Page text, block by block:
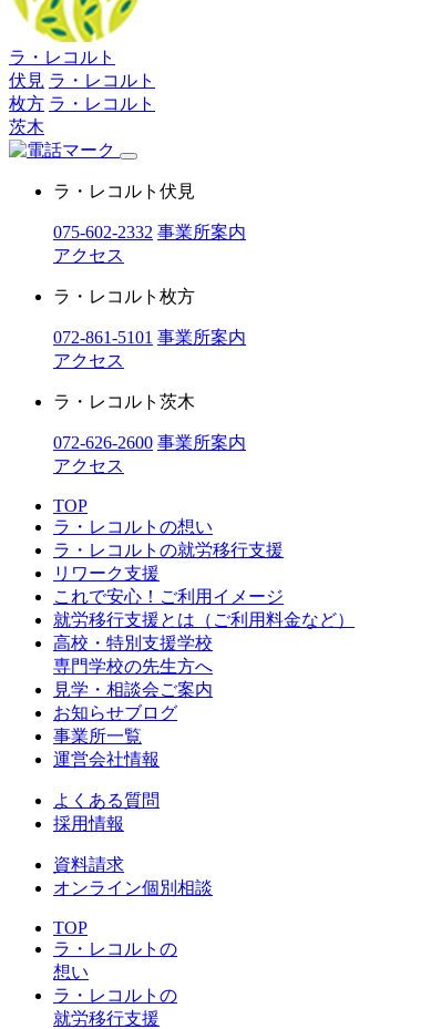
ラ・レコルト
伏見 ラ・レコルト
枚方 ラ・レコルト
茨木
ラ・レコルト伏見
075-602-2332 事業所案内
アクセス
ラ・レコルト枚方
072-861-5101 事業所案内
アクセス
ラ・レコルト茨木
072-626-2600 事業所案内
アクセス
TOP
ラ・レコルトの想い
ラ・レコルトの就労移行支援
リワーク支援
これで安心！ご利用イメージ
就労移行支援とは（ご利用料金など）
高校・特別支援学校
専門学校の先生方へ
見学・相談会ご案内
お知らせブログ
事業所一覧
運営会社情報
よくある質問
採用情報
資料請求
オンライン個別相談
TOP
ラ・レコルトの
想い
ラ・レコルトの
就労移行支援